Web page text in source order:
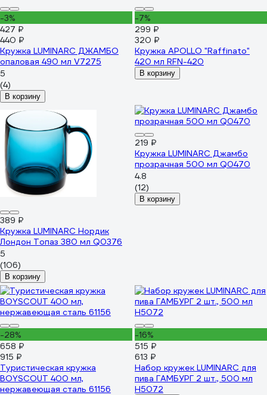
-3%
427 ₽
440 ₽
Кружка LUMINARC ДЖАМБО
опаловая 490 мл V7275
5
(4)
В корзину
-7%
299 ₽
320 ₽
Кружка APOLLO "Raffinato"
420 мл RFN-420
В корзину
389 ₽
Кружка LUMINARC Нордик
Лондон Топаз 380 мл Q0376
5
(106)
В корзину
219 ₽
Кружка LUMINARC Джамбо
прозрачная 500 мл Q0470
4.8
(12)
В корзину
-28%
658 ₽
915 ₽
Туристическая кружка
BOYSCOUT 400 мл,
нержавеющая сталь 61156
-16%
515 ₽
613 ₽
Набор кружек LUMINARC для
пива ГАМБУРГ 2 шт., 500 мл
H5072